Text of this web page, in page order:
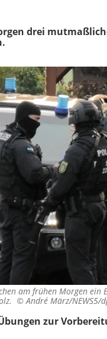
drei
am frühen Morgen ein
©André März/NEWS5/
zur